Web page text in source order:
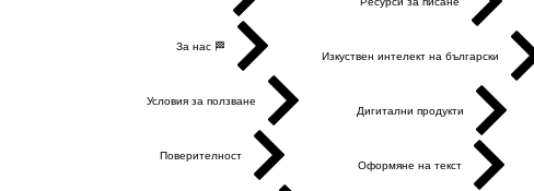
За нас 🏁
Условия за ползване
Поверителност
Изкуствен интелект на български
Дигитални продукти
Оформяне на текст